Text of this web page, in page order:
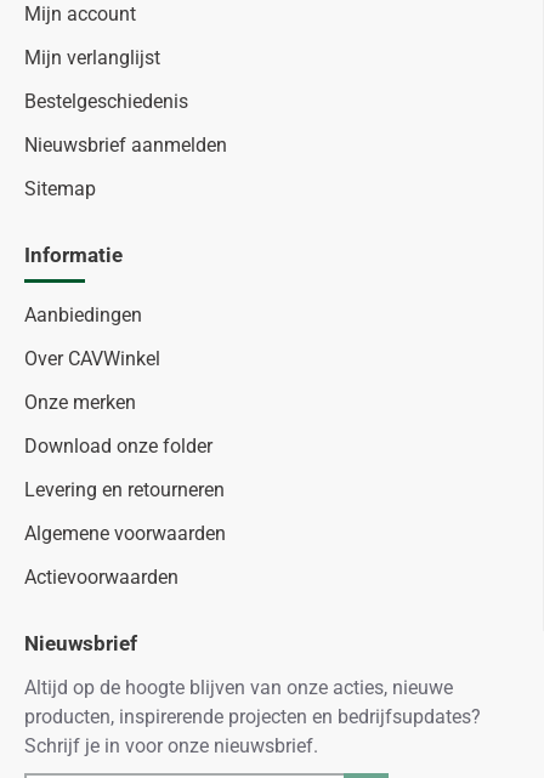
Mijn account
Mijn verlanglijst
Bestelgeschiedenis
Nieuwsbrief aanmelden
Sitemap
Informatie
Aanbiedingen
Over CAVWinkel
Onze merken
Download onze folder
Levering en retourneren
Algemene voorwaarden
Actievoorwaarden
Nieuwsbrief
Altijd op de hoogte blijven van onze acties, nieuwe
producten, inspirerende projecten en bedrijfsupdates?
Schrijf je in voor onze nieuwsbrief.